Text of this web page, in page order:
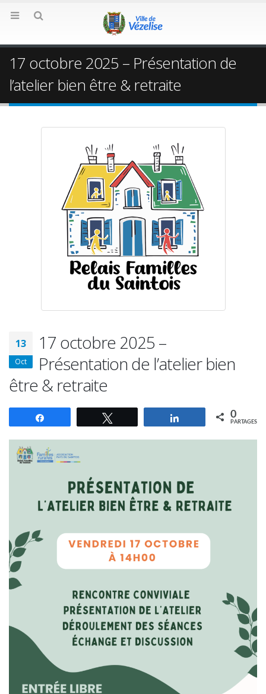
17 octobre 2025 – Présentation de
l’atelier bien être & retraite
13
Oct
17 octobre 2025 –
Présentation de l’atelier bien
être & retraite
Partagez 0
PARTAGES